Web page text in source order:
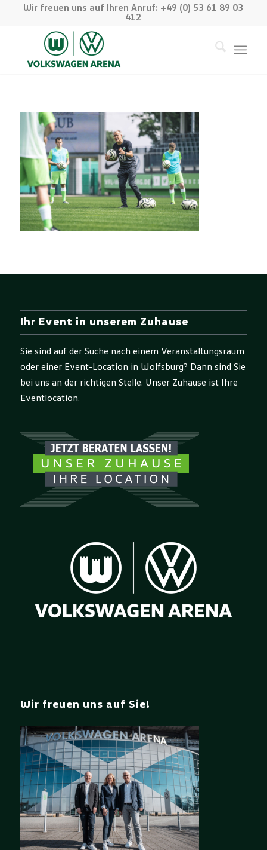
Wir freuen uns auf Ihren Anruf: +49 (0) 53 61 89 03
412
Ihr Event in unserem Zuhause
Sie sind auf der Suche nach einem Veranstaltungsraum
oder einer Event-Location in Wolfsburg? Dann sind Sie
bei uns an der richtigen Stelle. Unser Zuhause ist Ihre
Eventlocation.
Wir freuen uns auf Sie!